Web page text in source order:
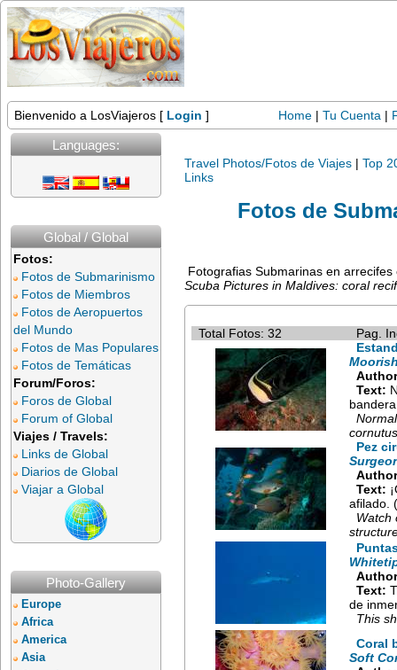
Bienvenido a LosViajeros [ Login ] Home| Tu Cuenta |
Languages:
Global / Global
Fotos:
Fotos de Submarinismo
Fotos de Miembros
Fotos de Aeropuertos
del Mundo
Fotos de Mas Populares
Fotos de Temáticas
Forum/Foros:
Foros de Global
Forum of Global
Viajes / Travels:
Links de Global
Diarios de Global
Viajar a Global
Photo-Gallery
Europe
Africa
America
Asia
Travel Photos/Fotos de Viajes | Top
Links
Fotos de
Fotografias Submarinas en
Scuba Pictures in Maldives: coral
Total Fotos: 32
Pag.
Text:
Pez
Text:
afilado.
Watch
Text:
de
This
Coral
Soft